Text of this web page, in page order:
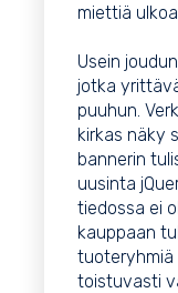
miettiä
Usein
jotka
puuhun.
kirkas näky
bannerin
uusinta
tiedossa ei
kauppaan
tuoteryhmiä
toistuvasti